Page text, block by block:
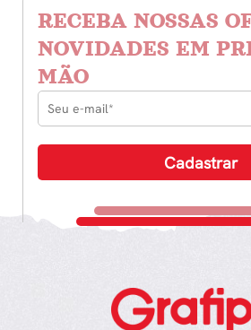
RECEBA NOSSAS
NOVIDADES EM
MÃO